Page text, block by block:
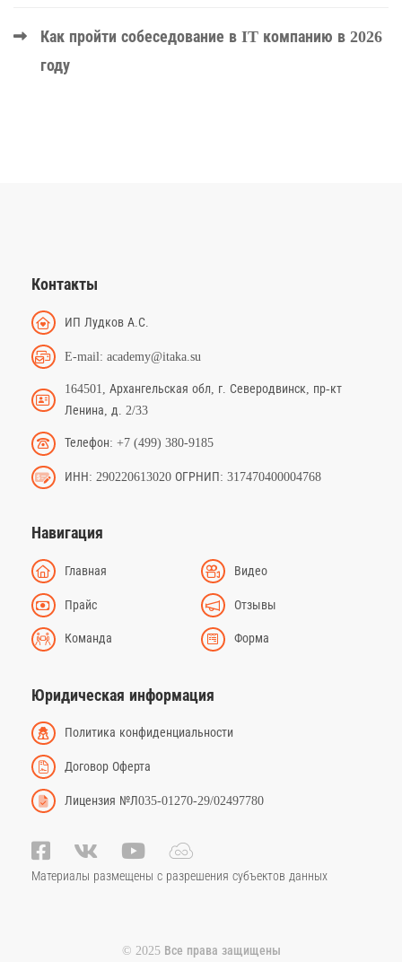
Как пройти собеседование в IT компанию в 2026
году
Контакты
ИП Лудков А.С.
E-mail: academy@itaka.su
164501, Архангельская обл, г. Северодвинск, пр-кт
Ленина, д. 2/33
Телефон: +7 (499) 380-9185
ИНН: 290220613020 ОГРНИП: 317470400004768
Навигация
Главная Видео
Прайс Отзывы
Команда Форма
Юридическая информация
Политика конфиденциальности
Договор Оферта
Лицензия №Л035-01270-29/02497780
Материалы размещены с разрешения субъектов данных
© 2025 Все права защищены